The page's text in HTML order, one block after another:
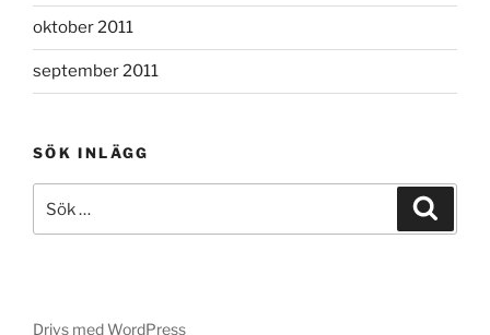
oktober 2011
september 2011
SÖK INLÄGG
efter:
Drivs med WordPress